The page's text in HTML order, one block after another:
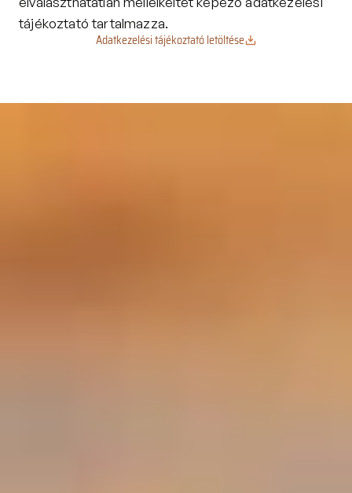
tájékoztató tartalmazza.
Adatkezelési tájékoztató letöltése